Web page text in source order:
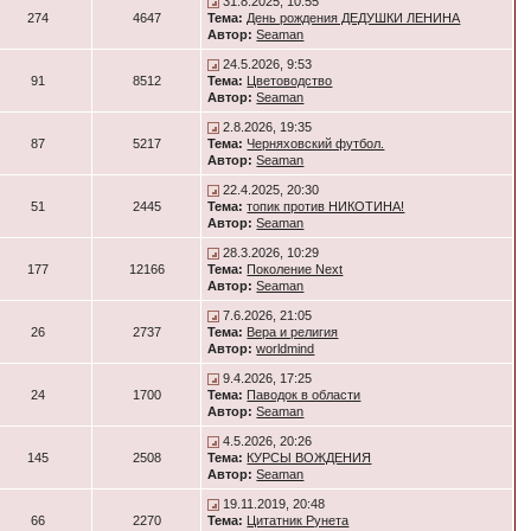
274 4647
Тема: День рождения ДЕДУШКИ ЛЕНИНА
Автор: Seaman
91 8512
24.5.2026, 9:53
Тема: Цветоводство
Автор: Seaman
87 5217
2.8.2026, 19:35
Тема: Черняховский футбол.
Автор: Seaman
51 2445
22.4.2025, 20:30
Тема: топик против НИКОТИНА!
Автор: Seaman
177 12166
28.3.2026, 10:29
Тема: Поколение Next
Автор: Seaman
26 2737
7.6.2026, 21:05
Тема: Вера и религия
Автор: worldmind
24 1700
9.4.2026, 17:25
Тема: Паводок в области
Автор: Seaman
145 2508
4.5.2026, 20:26
Тема: КУРСЫ ВОЖДЕНИЯ
Автор: Seaman
66 2270
19.11.2019, 20:48
Тема: Цитатник Рунета